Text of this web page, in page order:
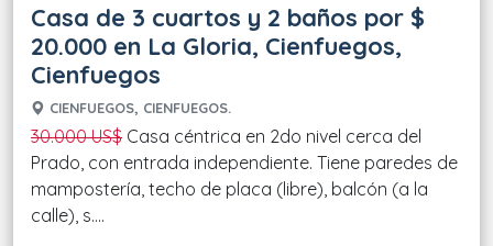
Casa de 3 cuartos y 2 baños por $
20.000 en La Gloria, Cienfuegos,
Cienfuegos
CIENFUEGOS, CIENFUEGOS.
30.000 US$ Casa céntrica en 2do nivel cerca del
Prado, con entrada independiente. Tiene paredes de
mampostería, techo de placa (libre), balcón (a la
calle), s....